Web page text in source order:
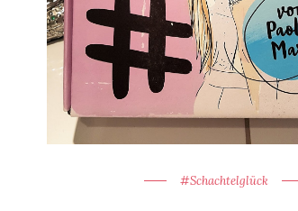
#Schachtelglück